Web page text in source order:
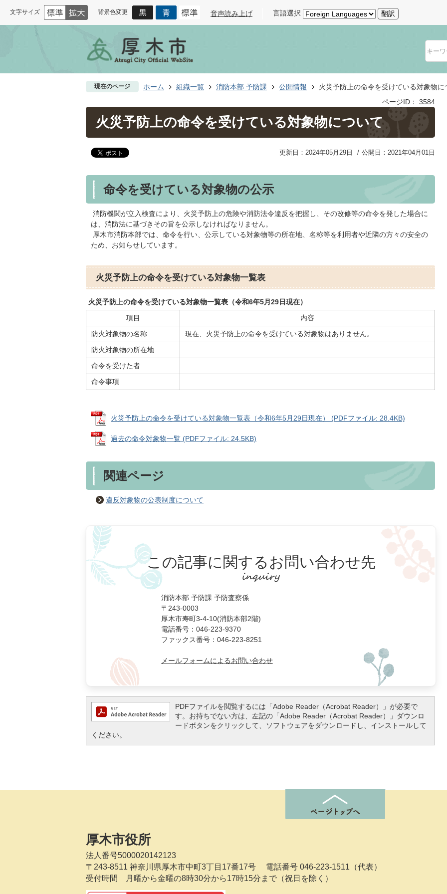
文字サイズ 背景色変更 音声読み上げ 言語選択 翻訳
現在のページ ホーム 組織一覧 消防本部 予防課 公開情報
火災予防上の命令を受けている対象物に
ページID：
3584
火災予防上の命令を受けている対象物について
更新日：2024年05月29日 公開日：2021年04月01日
命令を受けている対象物の公示
消防機関が立入検査により、火災予防上の危険や消防法令違反を把握し、その改修等の命令を発した場合に
は、消防法に基づきその旨を公示しなければなりません。
厚木市消防本部では、命令を行い、公示している対象物等の所在地、名称等を利用者や近隣の方々の安全の
ため、お知らせしています。
火災予防上の命令を受けている対象物一覧表
火災予防上の命令を受けている対象物一覧表（令和6年5月29日現在）
項目
内容
防火対象物の名称
現在、火災予防上の命令を受けている対象物はありません。
防火対象物の所在地
命令を受けた者
命令事項
火災予防上の命令を受けている対象物一覧表（令和6年5月29日現在） (PDFファイル: 28.4KB)
過去の命令対象物一覧 (PDFファイル: 24.5KB)
関連ページ
違反対象物の公表制度について
この記事に関するお問い合わせ先
消防本部 予防課 予防査察係
〒243-0003
厚木市寿町3-4-10(消防本部2階)
電話番号：046-223-9370
ファックス番号：046-223-8251
メールフォームによるお問い合わせ
PDFファイルを閲覧するには「Adobe Reader（Acrobat Reader）」が必要で
す。お持ちでない方は、左記の「Adobe Reader（Acrobat Reader）」ダウンロ
ードボタンをクリックして、ソフトウェアをダウンロードし、インストールして
ください。
厚木市役所
法人番号5000020142123
〒243-8511 神奈川県厚木市中町3丁目17番17号
電話番号 046-223-1511（代表）
受付時間 月曜から金曜の8時30分から17時15分まで（祝日を除く）